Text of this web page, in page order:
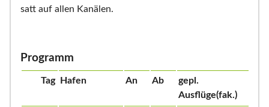
satt auf allen Kanälen.
Programm
Tag Hafen An Ab
gepl.
Ausflüge(fak.)